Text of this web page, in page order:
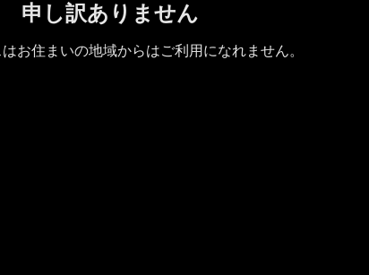
申し訳ありません
お住まいの地域からはご利用になれません。